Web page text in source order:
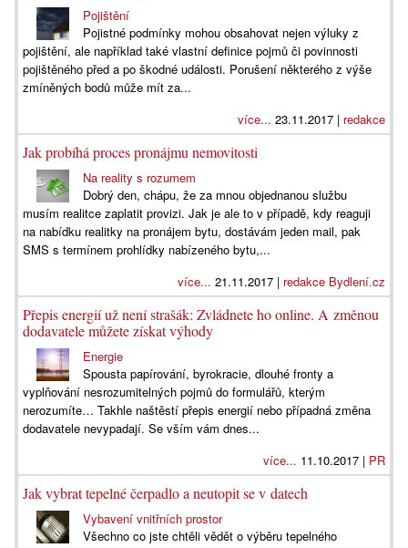
Pojištění
Pojistné podmínky mohou obsahovat nejen výluky z
pojištění, ale například také vlastní definice pojmů či povinnosti
pojištěného před a po škodné události. Porušení některého z výše
zmíněných bodů může mít za...
více... 23.11.2017 | redakce
Jak probíhá proces pronájmu nemovitosti
Na reality s rozumem
Dobrý den, chápu, že za mnou objednanou službu
musím realitce zaplatit provizi. Jak je ale to v případě, kdy reaguji
na nabídku realitky na pronájem bytu, dostávám jeden mail, pak
SMS s termínem prohlídky nabízeného bytu,...
více... 21.11.2017 | redakce Bydlení.cz
Přepis energií už není strašák: Zvládnete ho online. A změnou
dodavatele můžete získat výhody
Energie
Spousta papírování, byrokracie, dlouhé fronty a
vyplňování nesrozumitelných pojmů do formulářů, kterým
nerozumíte… Takhle naštěstí přepis energií nebo případná změna
dodavatele nevypadají. Se vším vám dnes...
více... 11.10.2017 | PR
Jak vybrat tepelné čerpadlo a neutopit se v datech
Vybavení vnitřních prostor
Všechno co jste chtěli vědět o výběru tepelného